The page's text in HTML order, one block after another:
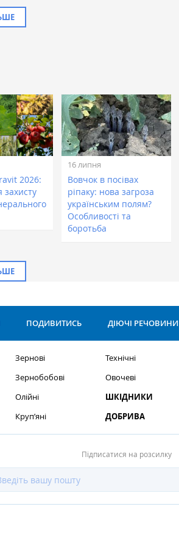
2026:
захисту
16 липня
Вовчок в посівах
ріпаку: нова загроза
українським полям?
Особливості та
боротьба
ПОДИВИТИСЬ ДІЮЧІ РЕЧОВИНИ
Зернові
Зернобобові
Олійні
Круп’яні
Технічні
Овочеві
ШКІДНИКИ
ДОБРИВА
Підписатися на розсилку